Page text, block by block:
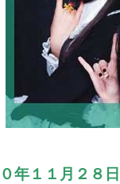
年１１月２８日